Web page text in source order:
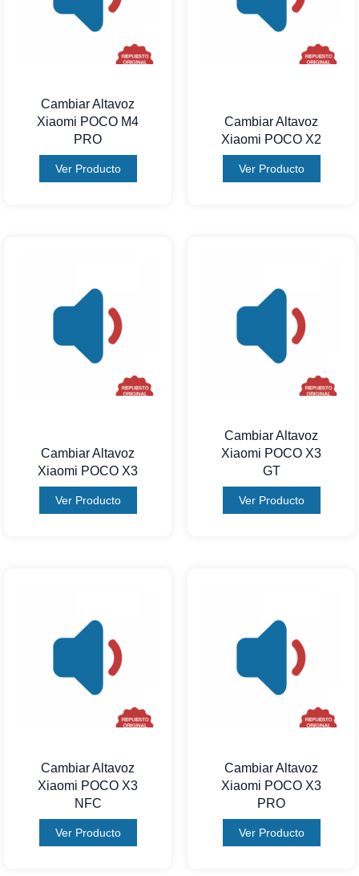
Cambiar Altavoz
Xiaomi POCO M4
PRO
Ver Producto
Cambiar Altavoz
Xiaomi POCO X2
Ver Producto
Cambiar Altavoz
Xiaomi POCO X3
Ver Producto
Cambiar Altavoz
Xiaomi POCO X3
GT
Ver Producto
Cambiar Altavoz
Xiaomi POCO X3
NFC
Ver Producto
Cambiar Altavoz
Xiaomi POCO X3
PRO
Ver Producto